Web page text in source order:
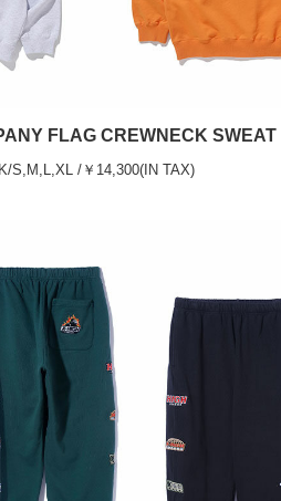
FLAG CREWNECK SWEAT
S,M,L,XL /￥14,300(IN TAX)